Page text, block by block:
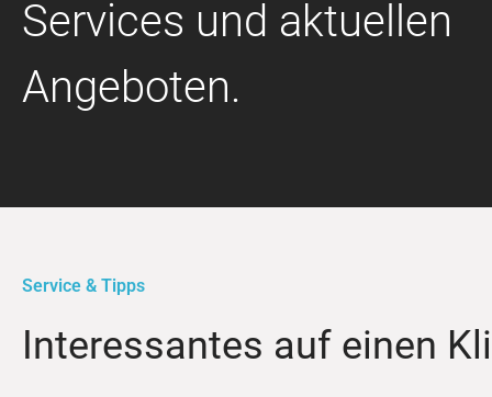
Services und aktuellen
Angeboten.
Service & Tipps
Interessantes auf einen